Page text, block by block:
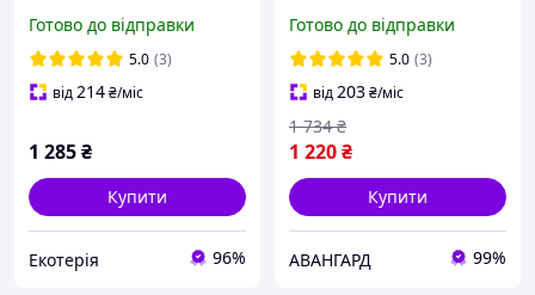
років. Зелений колір
Готово до відправки
5.0 (3)
від214₴/міс
1 285₴
Купити
Екотерія 96%
ручним гальмом, колеса
200 мм, зелений
Готово до відправки
5.0 (3)
від203₴/міс
1 220₴
1 734 ₴
Купити
АВАНГАРД 99%